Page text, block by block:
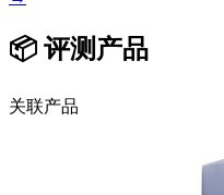
📦 评测产品
关联产品